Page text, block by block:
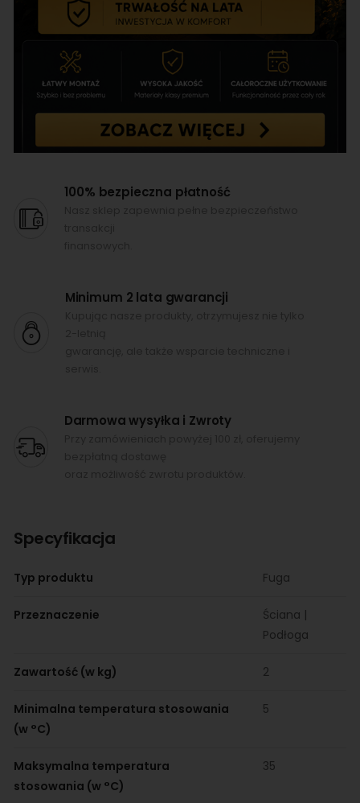
100% bezpieczna płatność
Minimum 2 lata gwarancji
Darmowa wysyłka i Zwroty
Specyfikacja
Typ produktu Fuga
Przeznaczenie
Ściana |
Podłoga
Zawartość (w kg) 2
Minimalna temperatura stosowania
(w °C)
5
Maksymalna temperatura
stosowania (w °C)
35